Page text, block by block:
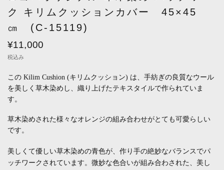
ク キリムクッションカバー 45×45
㎝ (C-15119)
¥11,000
税込み
この Kilim Cushion (キリムクッション) は、手紡ぎの良質なウール
を美しく草木染めし、織り上げたテキスタイルで作られていま
す。
草木染めされた様々なオレンジの組み合わせがとても可愛らしい
です。
美しくて優しい草木染めの青色が、作り手の絶妙なバランスでパ
ッチワークされています。微妙な色合いが組み合わされた、美し